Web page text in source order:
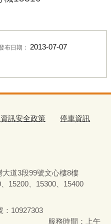
布日期： 2013-07-07
訊安全政策 停車資訊
道3段99號文心樓8樓
15200、15300、15400
： 10927303
：上午